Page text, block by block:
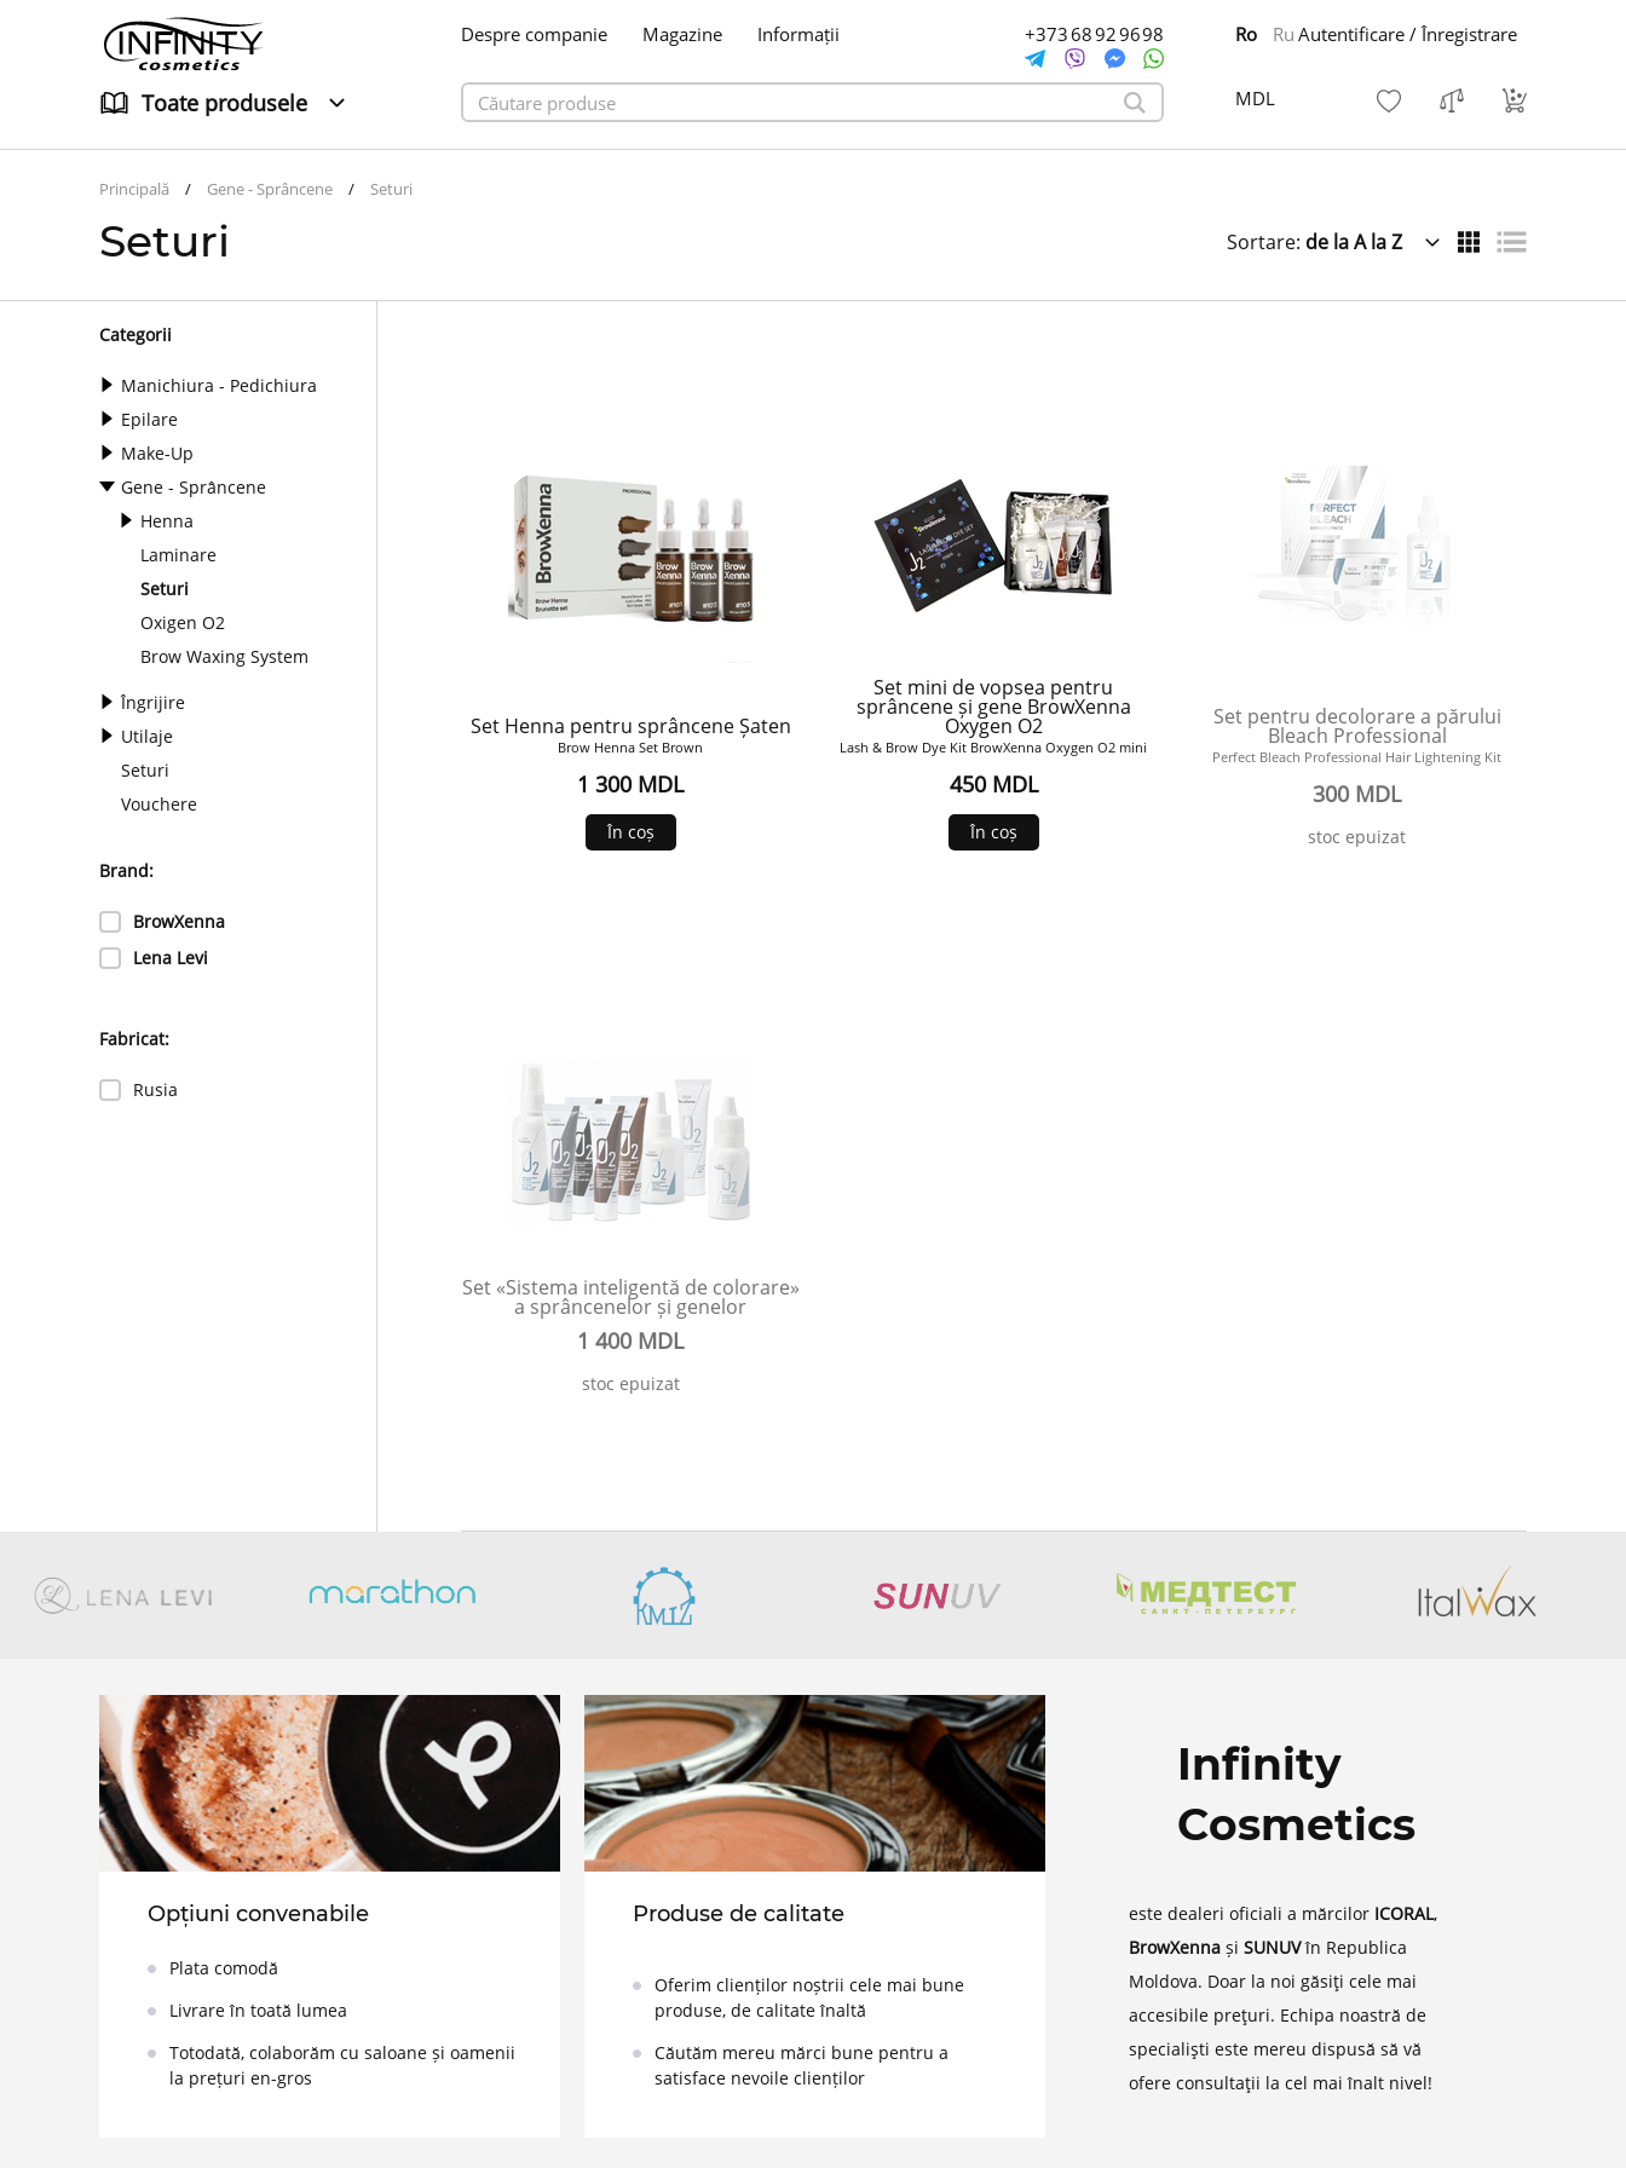
Despre companie Magazine Informații +373 68 92 96 98 Ro Ru Autentificare / Înregistrare
Toate produsele MDL
Principală Gene - Sprâncene Seturi
Seturi Sortare: de la A la Z
Categorii
Manichiura - Pedichiura
Epilare
Make-Up
Gene - Sprâncene
Henna
Laminare
Seturi
Oxigen O2
Brow Waxing System
Îngrijire
Utilaje
Seturi
Vouchere
Brand:
BrowXenna
Lena Levi
Fabricat:
Rusia
Set Henna pentru sprâncene Șaten
Brow Henna Set Brown
1 300 MDL
În coș
Set mini de vopsea pentru
sprâncene și gene BrowXenna
Oxygen O2
Lash & Brow Dye Kit BrowXenna Oxygen O2 mini
450 MDL
În coș
Set pentru decolorare a părului
Bleach Professional
Perfect Bleach Professional Hair Lightening Kit
300 MDL
stoc epuizat
Set «Sistema inteligentă de colorare»
a sprâncenelor și genelor
1 400 MDL
stoc epuizat
Opțiuni convenabile
Plata comodă
Livrare în toată lumea
Totodată, colaborăm cu saloane și oamenii
la prețuri en-gros
Produse de calitate
Oferim clienților noștrii cele mai bune
produse, de calitate înaltă
Căutăm mereu mărci bune pentru a
satisface nevoile clienților
Infinity
Cosmetics
este dealeri oficiali a mărcilor ICORAL,
BrowXenna șiSUNUVîn Republica
Moldova. Doar la noi găsiţi cele mai
accesibile preţuri. Echipa noastră de
specialişti este mereu dispusă să vă
ofere consultaţii la cel mai înalt nivel!